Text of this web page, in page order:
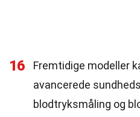
16
Fremtidige modeller
avancerede
blodtryksmåling og